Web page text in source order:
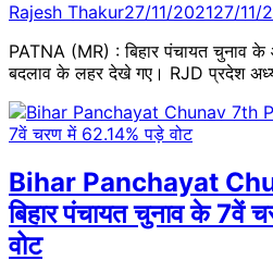
Rajesh Thakur27/11/202127/11/
PATNA (MR) : बिहार पंचायत चुनाव
बदलाव के लहर देखे गए। RJD प्रदेश
Bihar Panchayat
बिहार पंचायत चुनाव के 7वें
वोट